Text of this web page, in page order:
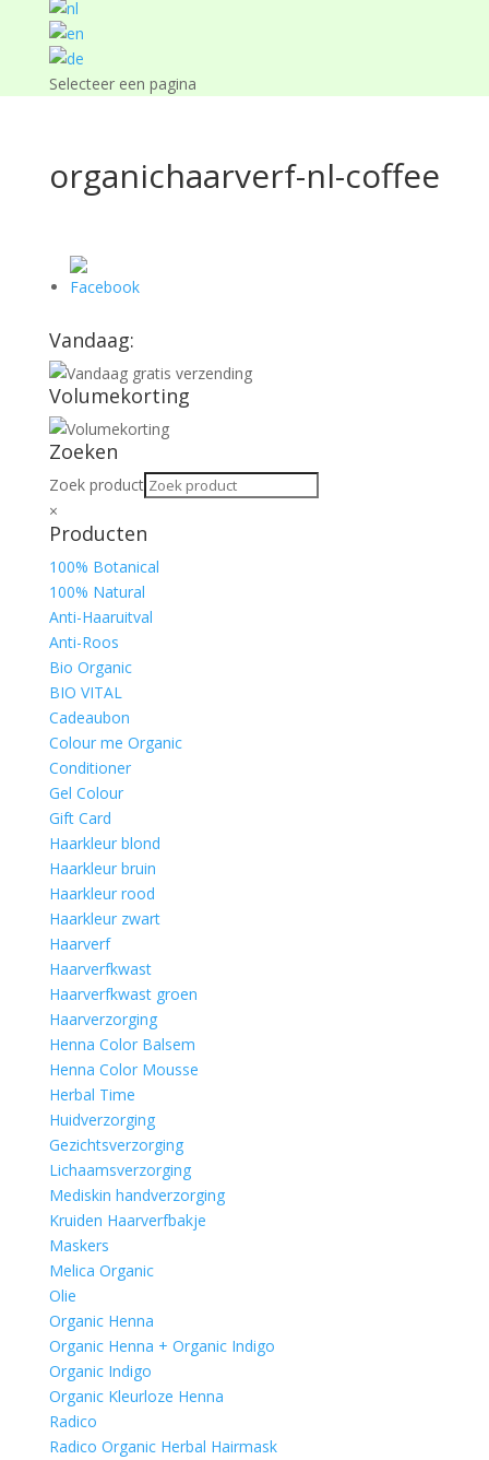
Selecteer een pagina
organichaarverf-nl-coffee
Vandaag:
Volumekorting
Zoeken
Zoek product
×
Producten
100% Botanical
100% Natural
Anti-Haaruitval
Anti-Roos
Bio Organic
BIO VITAL
Cadeaubon
Colour me Organic
Conditioner
Gel Colour
Gift Card
Haarkleur blond
Haarkleur bruin
Haarkleur rood
Haarkleur zwart
Haarverf
Haarverfkwast
Haarverfkwast groen
Haarverzorging
Henna Color Balsem
Henna Color Mousse
Herbal Time
Huidverzorging
Gezichtsverzorging
Lichaamsverzorging
Mediskin handverzorging
Kruiden Haarverfbakje
Maskers
Melica Organic
Olie
Organic Henna
Organic Henna + Organic Indigo
Organic Indigo
Organic Kleurloze Henna
Radico
Radico Organic Herbal Hairmask